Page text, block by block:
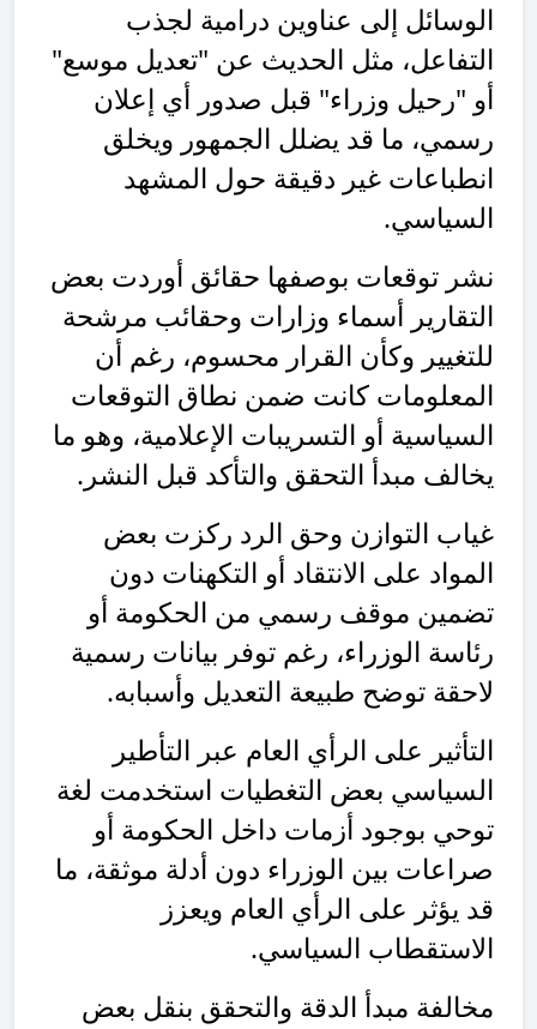
الوسائل إلى عناوين درامية لجذب
التفاعل، مثل الحديث عن "تعديل موسع"
أو "رحيل وزراء" قبل صدور أي إعلان
رسمي، ما قد يضلل الجمهور ويخلق
انطباعات غير دقيقة حول المشهد
السياسي.
نشر توقعات بوصفها حقائق أوردت بعض
التقارير أسماء وزارات وحقائب مرشحة
للتغيير وكأن القرار محسوم، رغم أن
المعلومات كانت ضمن نطاق التوقعات
السياسية أو التسريبات الإعلامية، وهو ما
يخالف مبدأ التحقق والتأكد قبل النشر.
غياب التوازن وحق الرد ركزت بعض
المواد على الانتقاد أو التكهنات دون
تضمين موقف رسمي من الحكومة أو
رئاسة الوزراء، رغم توفر بيانات رسمية
لاحقة توضح طبيعة التعديل وأسبابه.
التأثير على الرأي العام عبر التأطير
السياسي بعض التغطيات استخدمت لغة
توحي بوجود أزمات داخل الحكومة أو
صراعات بين الوزراء دون أدلة موثقة، ما
قد يؤثر على الرأي العام ويعزز
الاستقطاب السياسي.
مخالفة مبدأ الدقة والتحقق بنقل بعض